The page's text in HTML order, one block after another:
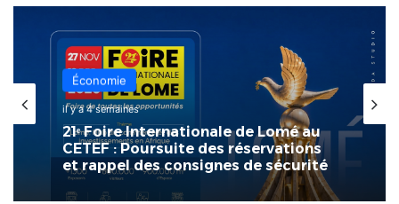
Économie
il y a 4 semaines
21ᵉ Foire Internationale de Lomé au
CETEF : Poursuite des réservations
et rappel des consignes de sécurité